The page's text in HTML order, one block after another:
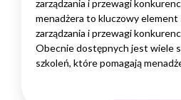
zarządzania i przewagi
menadżera to kluczowy
zarządzania i przewagi
Obecnie dostępnych jest wiele
szkoleń, które pomagają